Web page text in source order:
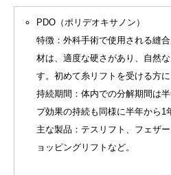
PDO（ポリデオキサノン）
特徴：外科手術で使用される縫
材は、適度な硬さがあり、自然
す。初めて糸リフトを受ける方に
持続期間：体内での分解期間は
プ効果の持続も同様に半年から1
主な製品：テスリフト、フェザ
ョッピングリフトなど。